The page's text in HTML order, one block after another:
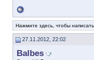
Нажмите здесь, чтобы
27.11.2012, 22:02
Balbes